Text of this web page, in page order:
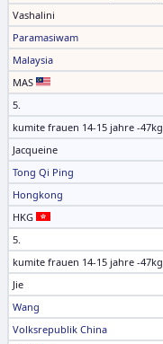
Vashalini
Paramasiwam
Malaysia
MAS
5.
kumite frauen 14-15 jahre -47kg
Jacqueine
Tong Qi Ping
Hongkong
HKG
5.
kumite frauen 14-15 jahre -47kg
Jie
Wang
Volksrepublik China